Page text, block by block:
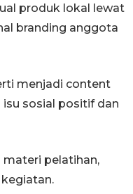
produk lokal lewat
branding anggota
menjadi content
sosial positif dan
materi pelatihan,
aset negara,